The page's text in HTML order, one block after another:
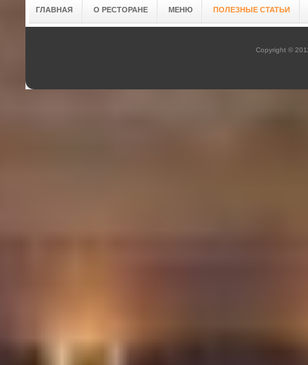
ГЛАВНАЯ О РЕСТОРАНЕ МЕНЮ ПОЛЕЗНЫЕ СТАТЬИ
Copyright ©